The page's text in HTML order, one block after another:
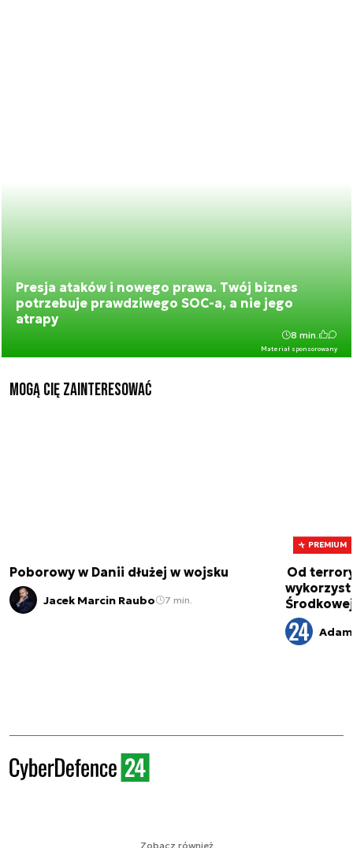
Presja ataków i nowego prawa. Twój biznes
potrzebuje prawdziwego SOC-a, a nie jego
atrapy
Materiał sponsorowany
8 min.
Mogą Cię zainteresować
Poborowy w Danii dłużej w wojsku
Jacek Marcin Raubo 7 min.
PREMIUM
Od
Środkowej
Zobacz również